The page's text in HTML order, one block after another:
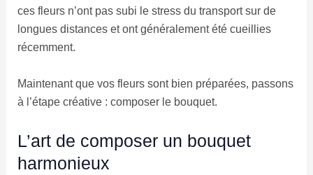
ces fleurs n’ont pas subi le stress du transport sur de
longues distances et ont généralement été cueillies
récemment.
Maintenant que vos fleurs sont bien préparées, passons
à l’étape créative : composer le bouquet.
L’art de composer un bouquet
harmonieux